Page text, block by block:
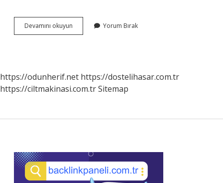
Devamını okuyun
Güvercin
Yorum Bırak
https://odunherif.net https://dostelihasar.com.tr
https://ciltmakinasi.com.trSitemap
Sidebar